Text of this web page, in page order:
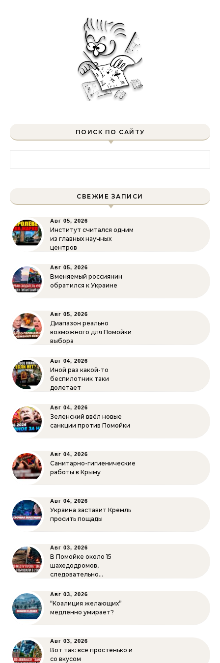
ПОИСК ПО САЙТУ
СВЕЖИЕ ЗАПИСИ
Авг 05, 2026
Институт считался одним
из главных научных
центров
Авг 05, 2026
Вменяемый россиянин
обратился к Украине
Авг 05, 2026
Диапазон реально
возможного для Помойки
выбора
Авг 04, 2026
Иной раз какой-то
беспилотник таки
долетает
Авг 04, 2026
Зеленский ввёл новые
санкции против Помойки
Авг 04, 2026
Санитарно-гигиенические
работы в Крыму
Авг 04, 2026
Украина заставит Кремль
просить пощады
Авг 03, 2026
В Помойке около 15
шахедодромов,
следовательно…
Авг 03, 2026
“Коалиция желающих”
медленно умирает?
Авг 03, 2026
Вот так: всё простенько и
со вкусом